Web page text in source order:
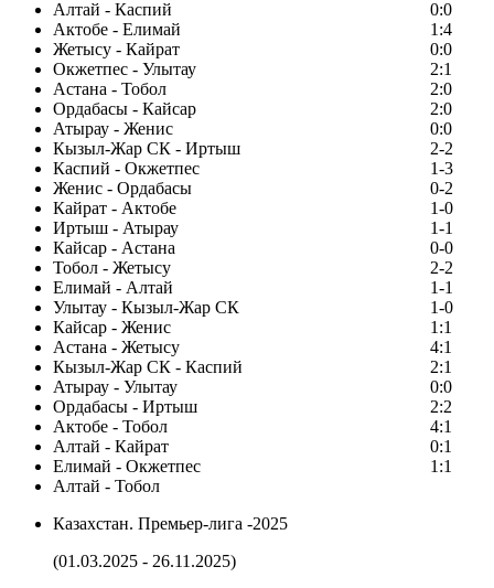
Алтай - Каспий
0:0
Актобе - Елимай
1:4
Жетысу - Кайрат
0:0
Окжетпес - Улытау
2:1
Астана - Тобол
2:0
Ордабасы - Кайсар
2:0
Атырау - Женис
0:0
Кызыл-Жар СК - Иртыш
2-2
Каспий - Окжетпес
1-3
Женис - Ордабасы
0-2
Кайрат - Актобе
1-0
Иртыш - Атырау
1-1
Кайсар - Астана
0-0
Тобол - Жетысу
2-2
Елимай - Алтай
1-1
Улытау - Кызыл-Жар СК
1-0
Кайсар - Женис
1:1
Астана - Жетысу
4:1
Кызыл-Жар СК - Каспий
2:1
Атырау - Улытау
0:0
Ордабасы - Иртыш
2:2
Актобе - Тобол
4:1
Алтай - Кайрат
0:1
Елимай - Окжетпес
1:1
Алтай - Тобол
Казахстан. Премьер-лига -2025
(01.03.2025 - 26.11.2025)